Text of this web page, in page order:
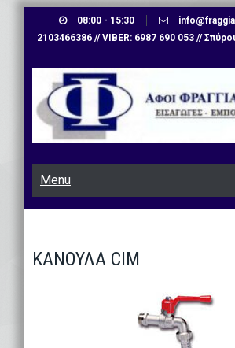
08:00 - 15:30
2103466386 // VIBER: 6987 690 053 //
Menu
ΚΑΝΟΥΛΑ CIM